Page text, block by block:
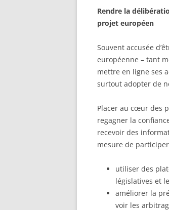
Rendre la
projet européen
Souvent accusée
européenne – tant
mettre en ligne ses
surtout adopter de
Placer au cœur des
regagner la
recevoir des
mesure de
utiliser des
législatives et
améliorer la
voir les